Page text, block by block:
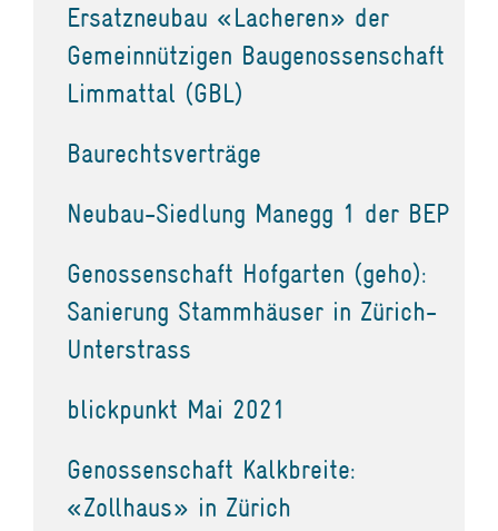
Ersatzneubau «Lacheren» der
Gemeinnützigen Baugenossenschaft
Limmattal (GBL)
Baurechtsverträge
Neubau-Siedlung Manegg 1 der BEP
Genossenschaft Hofgarten (geho):
Sanierung Stammhäuser in Zürich-
Unterstrass
blickpunkt Mai 2021
Genossenschaft Kalkbreite:
«Zollhaus» in Zürich